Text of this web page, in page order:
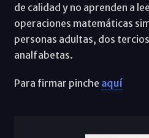
de calidad y no aprenden a
operaciones matemáticas
personas adultas, dos
analfabetas.
Para firmar pinche aquí